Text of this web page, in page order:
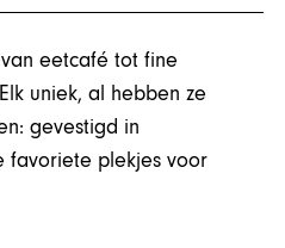
eetcafé tot fine
uniek, al hebben ze
gevestigd in
favoriete plekjes voor